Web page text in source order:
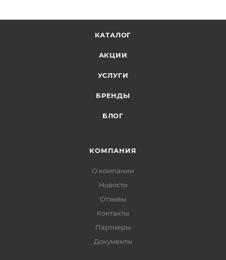
КАТАЛОГ
АКЦИИ
УСЛУГИ
БРЕНДЫ
БЛОГ
КОМПАНИЯ
О компании
Новости
Отзывы
Контакты
Партнеры
Документы